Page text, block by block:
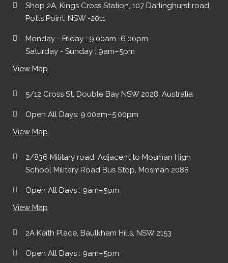
Shop 2A, Kings Cross Station, 107 Darlinghurst road,
Potts Point, NSW -2011
Monday - Friday : 9.00am–6.00pm
Saturday - Sunday : 9am–5pm
View Map
5/12 Cross St, Double Bay NSW 2028, Australia
Open All Days: 9:00am–5:00pm
View Map
2/836 Military road, Adjacent to Mosman High
School Military Road Bus Stop, Mosman 2088
Open All Days : 9am–5pm
View Map
2A Keith Place, Baulkham Hills, NSW 2153
Open All Days : 9am–5pm